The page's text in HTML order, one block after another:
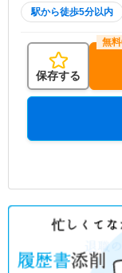
駅から徒歩5分以内
保存する